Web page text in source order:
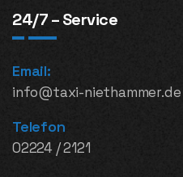
24/7 – Service
Email:
info@taxi-niethammer.de
Telefon
02224 / 2121